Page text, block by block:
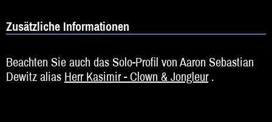
Zusätzliche Informationen
Beachten Sie auch das Solo-Profil von Aaron Sebastian
Dewitz alias Herr Kasimir - Clown & Jongleur.